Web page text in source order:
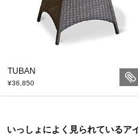
TUBAN
¥36,850
いっしょによく見られているア